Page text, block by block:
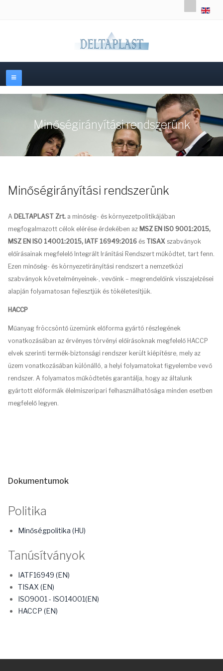
Minőségirányítási rendszerünk
Minőségirányítási rendszerünk
A DELTAPLAST Zrt. a minőség- és környezetpolitikájában
megfogalmazott célok elérése érdekében az MSZ EN ISO 9001:2015,
MSZ EN ISO 14001:2015, IATF 16949:2016 és TISAX szabványok
előírásainak megfelelő Integrált Iránítási Rendszert működtet, tart fenn.
Ezen minőség- és környezetirányítási rendszert a nemzetközi
szabványok követelményeinek-, vevőink – megrendelőink visszajelzései
alapján folyamatosan fejlesztjük és tökéletesítjük.
HACCP
Műanyag fröccsöntő üzemünk előforma gyártó részlegének
vonatkozásában az érvényes törvényi előírásoknak megfelelő HACCP
elvek szerinti termék-biztonsági rendszer került kiépítésre, mely az
üzem vonatkozásában különálló, a helyi folyamatokat figyelembe vevő
rendszer. A folyamatos működtetés garantálja, hogy az általunk
gyártott előformák élelmiszeripari felhasználhatósága minden esetben
megfelelő legyen.
Dokumentumok
Politika
Minőségpolitika (HU)
Tanúsítványok
IATF16949 (EN)
TISAX (EN)
ISO9001 - ISO14001(EN)
HACCP (EN)